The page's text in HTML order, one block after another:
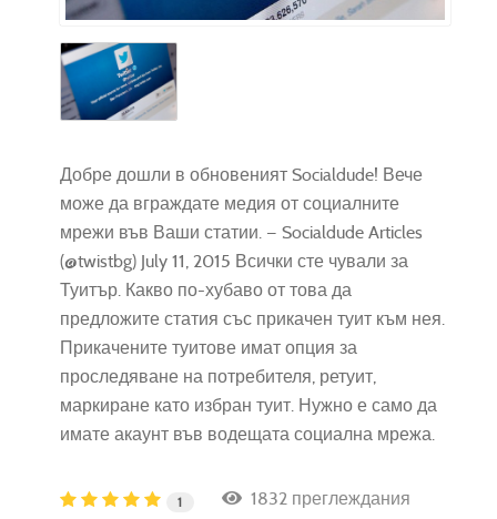
Добре дошли в обновеният Socialdude! Вече
може да вграждате медия от социалните
мрежи във Ваши статии. — Socialdude Articles
(@twistbg) July 11, 2015 Всички сте чували за
Туитър. Какво по-хубаво от това да
предложите статия със прикачен туит към нея.
Прикачените туитове имат опция за
проследяване на потребителя, ретуит,
маркиране като избран туит. Нужно е само да
имате акаунт във водещата социална мрежа.
1
1832 преглеждания